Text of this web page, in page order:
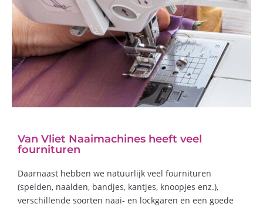
Van Vliet Naaimachines heeft veel
fournituren
Daarnaast hebben we natuurlijk veel fournituren
(spelden, naalden, bandjes, kantjes, knoopjes enz.),
verschillende soorten naai- en lockgaren en een goede